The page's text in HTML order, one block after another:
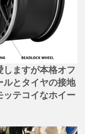
しますが本格オフ
ルとタイヤの接地
テコイなホイー